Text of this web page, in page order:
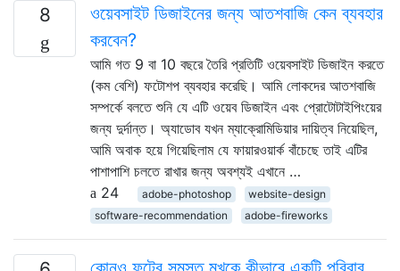
8
ওয়েবসাইট ডিজাইনের জন্য আতশবাজি কেন ব্যবহার
করবেন?
আমি গত 9 বা 10 বছরে তৈরি প্রতিটি ওয়েবসাইট ডিজাইন করতে
(কম বেশি) ফটোশপ ব্যবহার করেছি। আমি লোকদের আতশবাজি
সম্পর্কে বলতে শুনি যে এটি ওয়েব ডিজাইন এবং প্রোটোটাইপিংয়ের
জন্য দুর্দান্ত। অ্যাডোব যখন ম্যাক্রোমিডিয়ার দায়িত্ব নিয়েছিল,
আমি অবাক হয়ে গিয়েছিলাম যে ফায়ারওয়ার্ক বাঁচেছে তাই এটির
পাশাপাশি চলতে রাখার জন্য অবশ্যই এখানে …
24
adobe-photoshop
website-design
software-recommendation
adobe-fireworks